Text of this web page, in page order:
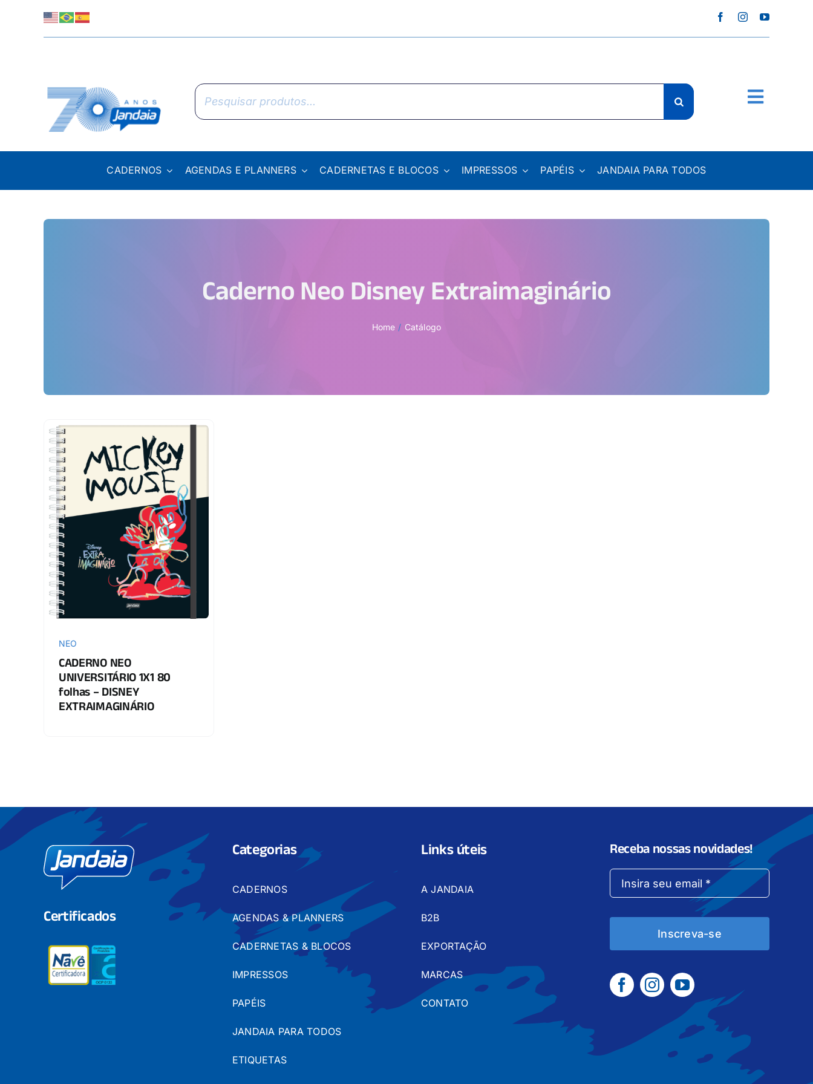
Pesquisar
produtos
CADERNOS AGENDAS E PLANNERS CADERNETAS E BLOCOS IMPRESSOS PAPÉIS JANDAIA PARA TODOS
Caderno Neo Disney Extraimaginário
Home Catálogo
NEO
CADERNO NEO
UNIVERSITÁRIO 1X1 80
folhas – DISNEY
EXTRAIMAGINÁRIO
Certificados
Categorias
CADERNOS
AGENDAS & PLANNERS
CADERNETAS & BLOCOS
IMPRESSOS
PAPÉIS
JANDAIA PARA TODOS
ETIQUETAS
Links úteis
A JANDAIA
B2B
EXPORTAÇÃO
MARCAS
CONTATO
Receba nossas novidades!
Inscreva-se